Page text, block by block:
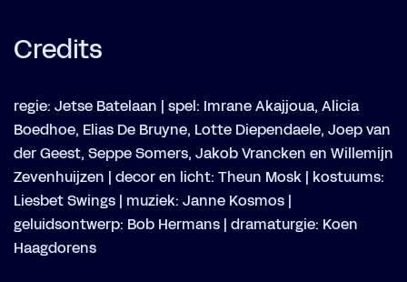
Credits
regie: Jetse Batelaan | spel: Imrane Akajjoua, Alicia
Boedhoe, Elias De Bruyne, Lotte Diependaele, Joep van
der Geest, Seppe Somers, Jakob Vrancken en Willemijn
Zevenhuijzen | decor en licht: Theun Mosk | kostuums:
Liesbet Swings | muziek: Janne Kosmos |
geluidsontwerp: Bob Hermans | dramaturgie: Koen
Haagdorens